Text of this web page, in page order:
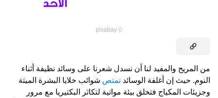
©
pixabay
من المريح والمفيد لنا أن نسدل شعرنا على وسائد نظيفة أثناء
النوم. حيث إن أغلفة الوسائد تمتص شوائب خلايا البشرة الميتة
وجزيئات المكياج فتخلق بيئة مواتية لتكاثر البكتيريا مع مرور